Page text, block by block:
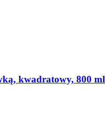
kwadratowy, 800 ml